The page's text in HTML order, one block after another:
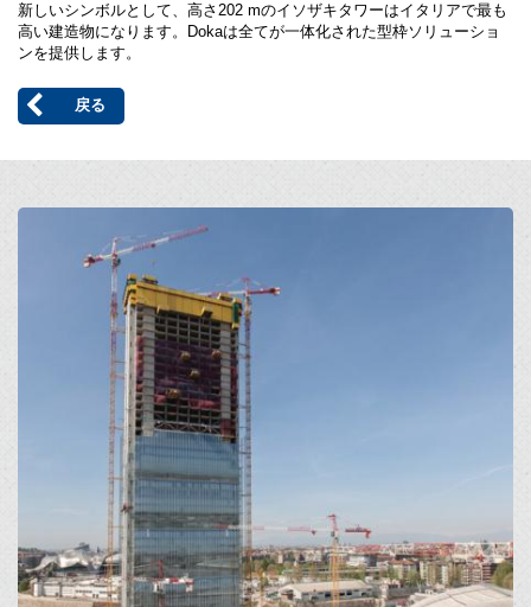
新しいシンボルとして、高さ202 mのイソザキタワーはイタリアで最も
高い建造物になります。Dokaは全てが一体化された型枠ソリューショ
ンを提供します。
戻る